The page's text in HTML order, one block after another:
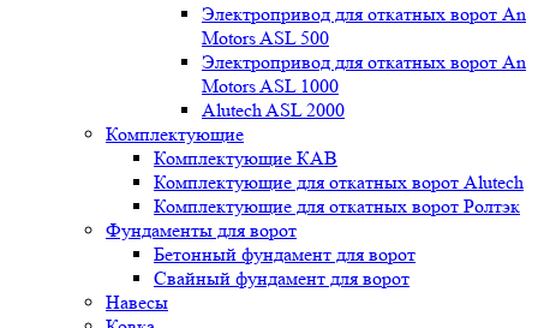
Электропривод для откатных ворот An
Motors ASL 500
Электропривод для откатных ворот An
Motors ASL 1000
Alutech ASL 2000
Комплектующие
Комплектующие КАВ
Комплектующие для откатных ворот Alutech
Комплектующие для откатных ворот Ролтэк
Фундаменты для ворот
Бетонный фундамент для ворот
Свайный фундамент для ворот
Навесы